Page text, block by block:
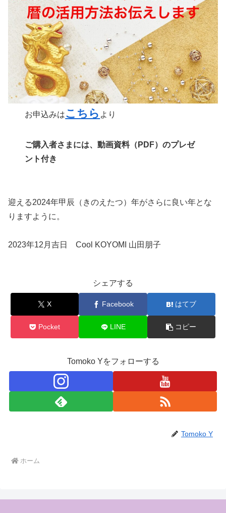
お申込みはこちら より
ご購入者さまには、動画資料（PDF）のプレゼ
ント付き
迎える2024年甲辰（きのえたつ）年がさらに良い年とな
りますように。
2023年12月吉日 Cool KOYOMI 山田朋子
シェアする
X Facebook はてブ
Pocket LINE コピー
Tomoko Yをフォローする
Tomoko Y
ホーム